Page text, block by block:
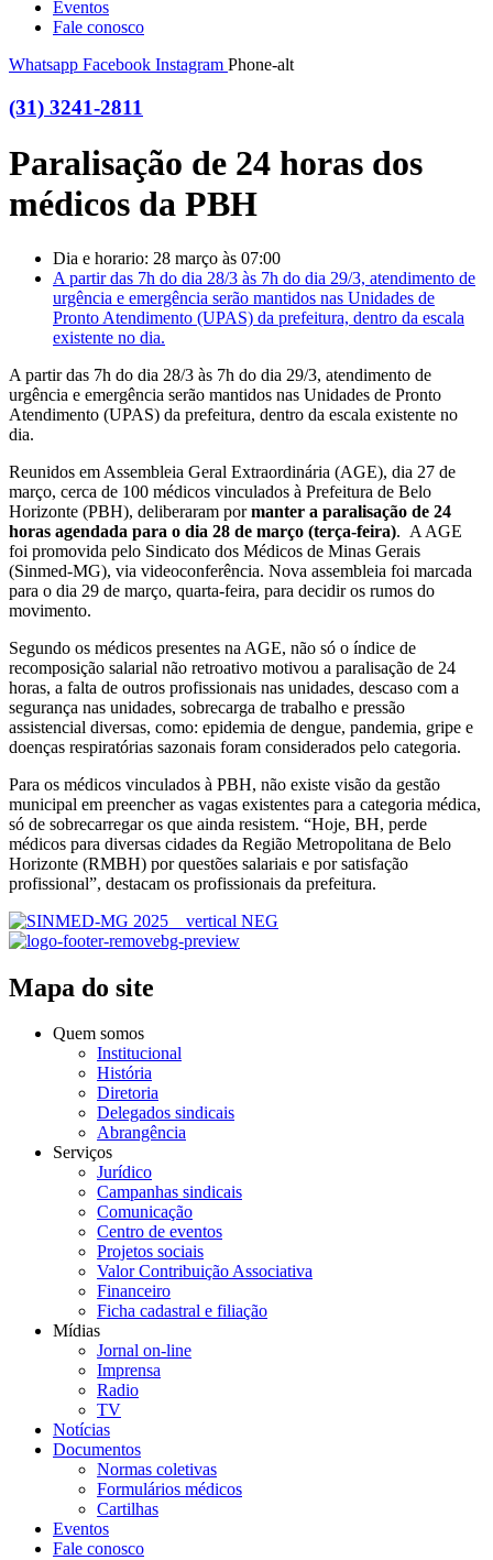
Eventos
Fale conosco
Whatsapp Facebook Instagram Phone-alt
(31) 3241-2811
Paralisação de 24 horas dos
médicos da PBH
Dia e horario: 28 março às 07:00
A partir das 7h do dia 28/3 às 7h do dia 29/3, atendimento de
urgência e emergência serão mantidos nas Unidades de
Pronto Atendimento (UPAS) da prefeitura, dentro da escala
existente no dia.
A partir das 7h do dia 28/3 às 7h do dia 29/3, atendimento de
urgência e emergência serão mantidos nas Unidades de Pronto
Atendimento (UPAS) da prefeitura, dentro da escala existente no
dia.
Reunidos em Assembleia Geral Extraordinária (AGE), dia 27 de
março, cerca de 100 médicos vinculados à Prefeitura de Belo
Horizonte (PBH), deliberaram pormanter a paralisação de 24
horas agendada para o dia 28 de março (terça-feira). A AGE
foi promovida pelo Sindicato dos Médicos de Minas Gerais
(Sinmed-MG), via videoconferência. Nova assembleia foi marcada
para o dia 29 de março, quarta-feira, para decidir os rumos do
movimento.
Segundo os médicos presentes na AGE, não só o índice de
recomposição salarial não retroativo motivou a paralisação de 24
horas, a falta de outros profissionais nas unidades, descaso com a
segurança nas unidades, sobrecarga de trabalho e pressão
assistencial diversas, como: epidemia de dengue, pandemia, gripe e
doenças respiratórias sazonais foram considerados pelo categoria.
Para os médicos vinculados à PBH, não existe visão da gestão
municipal em preencher as vagas existentes para a categoria médica,
só de sobrecarregar os que ainda resistem. “Hoje, BH, perde
médicos para diversas cidades da Região Metropolitana de Belo
Horizonte (RMBH) por questões salariais e por satisfação
profissional”, destacam os profissionais da prefeitura.
Mapa do site
Quem somos
Institucional
História
Diretoria
Delegados sindicais
Abrangência
Serviços
Jurídico
Campanhas sindicais
Comunicação
Centro de eventos
Projetos sociais
Valor Contribuição Associativa
Financeiro
Ficha cadastral e filiação
Mídias
Jornal on-line
Imprensa
Radio
TV
Notícias
Documentos
Normas coletivas
Formulários médicos
Cartilhas
Eventos
Fale conosco